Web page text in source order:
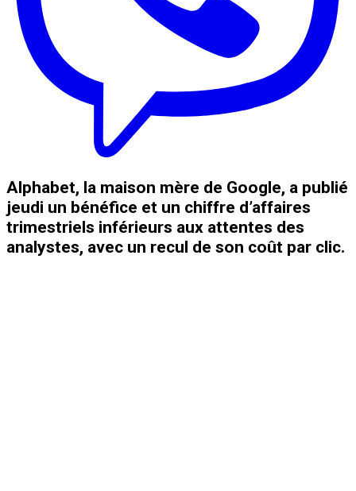
Alphabet, la maison mère de Google, a publié
jeudi un bénéfice et un chiffre d’affaires
trimestriels inférieurs aux attentes des
analystes, avec un recul de son coût par clic.